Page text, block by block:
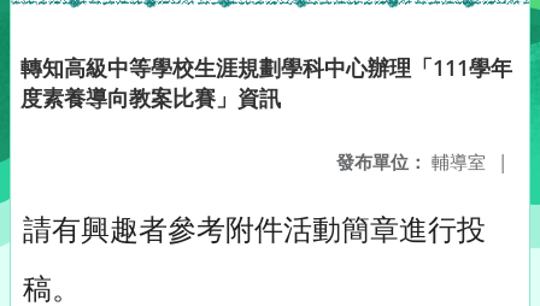
轉知高級中等學校生涯規劃學科中心辦理「111學年
度素養導向教案比賽」資訊
發布單位： 輔導室 |
請有興趣者參考附件活動簡章進行投
稿。